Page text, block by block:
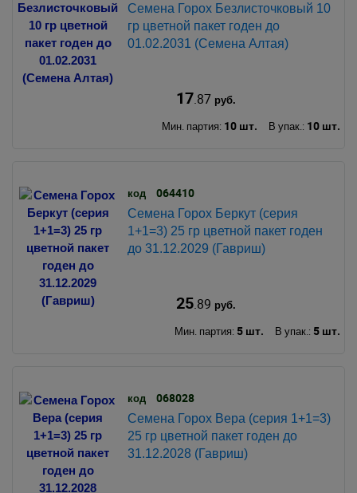
Семена Горох Безлисточковый 10
гр цветной пакет годен до
01.02.2031 (Семена Алтая)
17.87 руб.
Мин. партия: 10 шт. В упак.: 10 шт.
код 064410
Семена Горох Беркут (серия
1+1=3) 25 гр цветной пакет годен
до 31.12.2029 (Гавриш)
25.89 руб.
Мин. партия: 5 шт. В упак.: 5 шт.
код 068028
Семена Горох Вера (серия 1+1=3)
25 гр цветной пакет годен до
31.12.2028 (Гавриш)